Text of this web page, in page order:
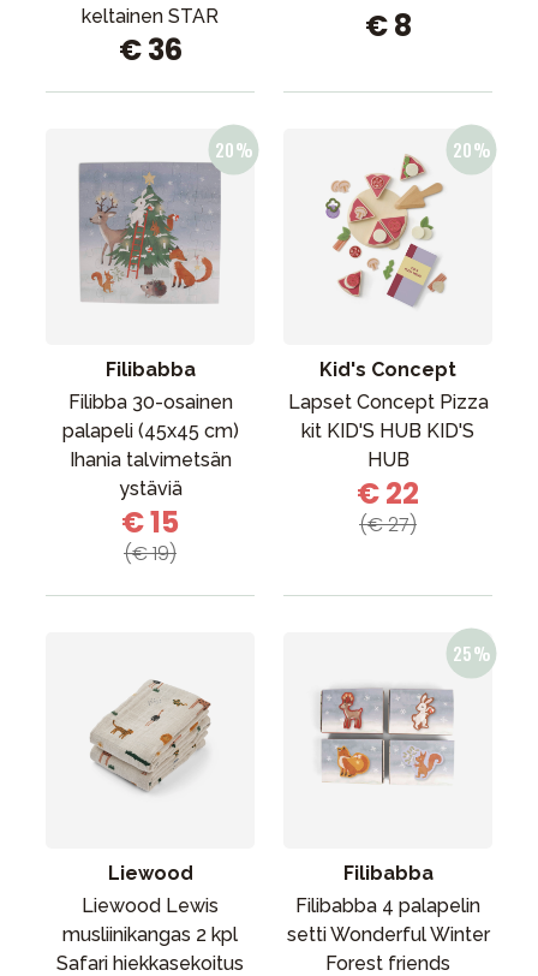
keltainen STAR
€ 36
€ 8
Filibabba
Filibba 30-osainen
palapeli (45x45 cm)
Ihania talvimetsän
ystäviä
€ 15
(€ 19)
Kid's Concept
Lapset Concept Pizza
kit KID'S HUB KID'S
HUB
€ 22
(€ 27)
Liewood
Liewood Lewis
musliinikangas 2 kpl
Safari hiekkasekoitus
Filibabba
Filibabba 4 palapelin
setti Wonderful Winter
Forest friends